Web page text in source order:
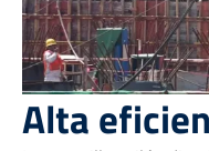
Alta